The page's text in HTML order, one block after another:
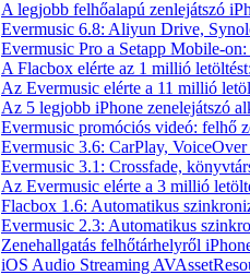
A legjobb felhőalapú zenlejátszó
Evermusic 6.8: Aliyun Drive,
Evermusic Pro a Setapp Mobile-
A Flacbox elérte az 1 millió
Az Evermusic elérte a 11 millió
Az 5 legjobb iPhone zenelejátszó
Evermusic promóciós videó: felhő
Evermusic 3.6: CarPlay, VoiceOver
Evermusic 3.1: Crossfade,
Az Evermusic elérte a 3 millió
Flacbox 1.6: Automatikus
Evermusic 2.3: Automatikus
Zenehallgatás felhőtárhelyről
iOS Audio Streaming